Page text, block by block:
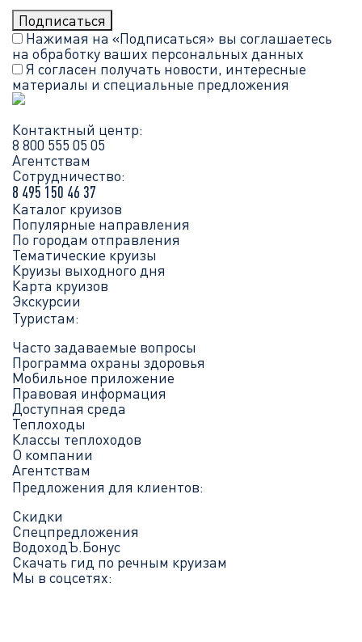
Нажимая на «Подписаться» вы соглашаетесь
на обработку ваших персональных данных
Я согласен получать новости, интересные
материалы и специальные предложения
Контактный центр:
8 800 555 05 05
Агентствам
Сотрудничество:
8 495 150 46 37
Каталог круизов
Популярные направления
По городам отправления
Тематические круизы
Круизы выходного дня
Карта круизов
Экскурсии
Туристам:
Часто задаваемые вопросы
Программа охраны здоровья
Мобильное приложение
Правовая информация
Доступная среда
Теплоходы
Классы теплоходов
О компании
Агентствам
Предложения для клиентов:
Скидки
Спецпредложения
ВодоходЪ.Бонус
Скачать гид по речным круизам
Мы в соцсетях: